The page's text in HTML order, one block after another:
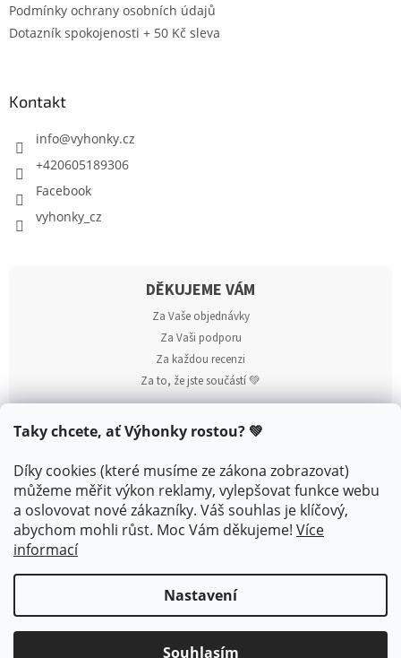
Taky chcete, ať Výhonky rostou? 💚
Díky cookies (které musíme ze zákona zobrazovat)
můžeme měřit výkon reklamy, vylepšovat funkce webu
a oslovovat nové zákazníky. Váš souhlas je klíčový,
abychom mohli růst. Moc Vám děkujeme! Více
informací
Nastavení
Souhlasím
Podmínky ochrany osobních údajů
Dotazník spokojenosti + 50 Kč sleva
Kontakt
info@vyhonky.cz
+420605189306
Facebook
vyhonky_cz
DĚKUJEME VÁM
Za Vaše objednávky
Za Vaši podporu
Za každou recenzi
Za to, že jste součástí 💚
Vytvořil Shoptet
Copyright 2026Vyhonky.cz. Všechna práva vyhrazena.